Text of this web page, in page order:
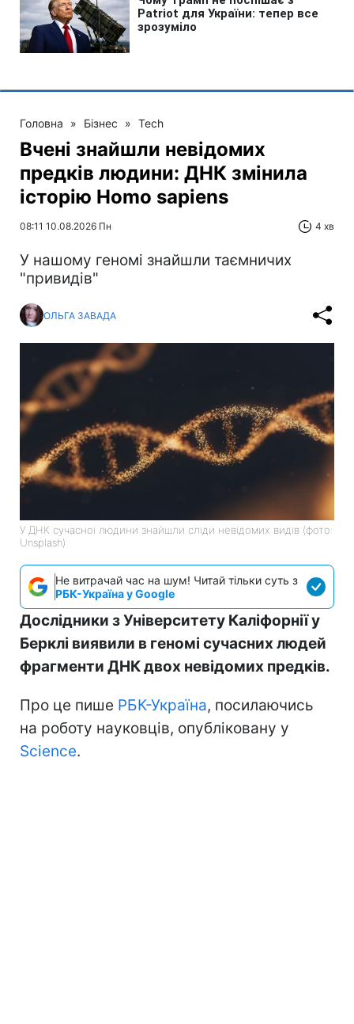
Головна » Бізнес » Tech
Вчені знайшли невідомих
предків людини: ДНК змінила
історію Homo sapiens
08:11 10.08.2026 Пн 4 хв
У нашому геномі знайшли таємничих
"привидів"
ОЛЬГА ЗАВАДА
У ДНК сучасної людини знайшли сліди невідомих видів (фото:
Unsplash)
Не витрачай час на шум! Читай тільки суть з
РБК-Україна у Google
Дослідники з Університету Каліфорнії у
Берклі виявили в геномі сучасних людей
фрагменти ДНК двох невідомих предків.
Про це пише РБК-Україна, посилаючись
на роботу науковців, опубліковану у
Science.